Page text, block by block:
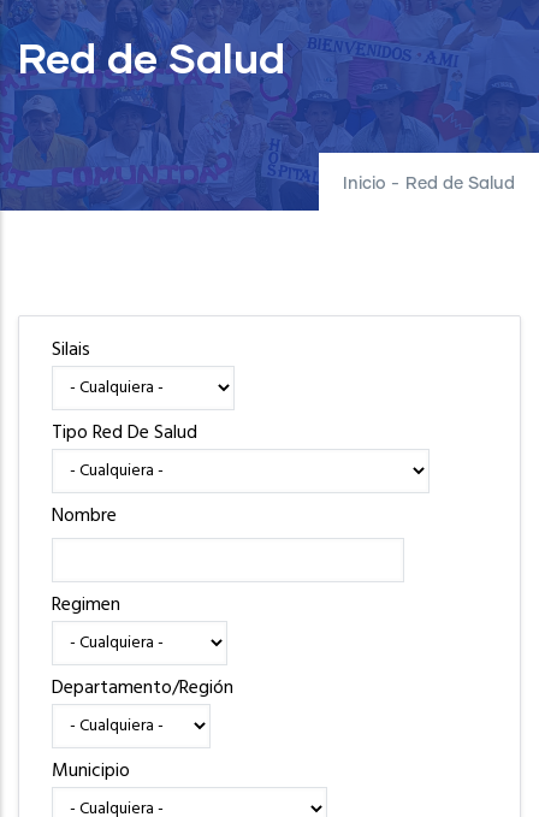
Red de Salud
Inicio - Red de Salud
Silais
Tipo Red De Salud
Nombre
Regimen
Departamento/Región
Municipio